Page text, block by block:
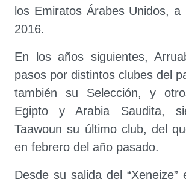
los Emiratos Árabes Unidos, a
2016.
En los años siguientes,
pasos por distintos clubes del
también su Selección, y
Egipto y Arabia Saudita,
Taawoun su último club, del
en febrero del año pasado.
Desde su salida del “Xeneize”